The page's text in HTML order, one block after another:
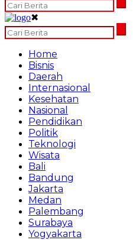
✖
Home
Bisnis
Daerah
Internasional
Kesehatan
Nasional
Pendidikan
Politik
Teknologi
Wisata
Bali
Bandung
Jakarta
Medan
Palembang
Surabaya
Yogyakarta